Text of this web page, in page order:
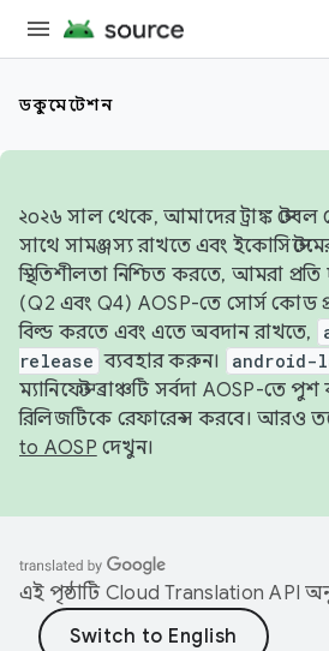
ডকুমেন্টেশন
২০২৬ সাল থেকে, আমাদের ট্রাঙ্ক
সাথে সামঞ্জস্য রাখতে এবং
স্থিতিশীলতা নিশ্চিত করতে, আমরা প্রতি
(Q2 এবং Q4) AOSP-তে সোর্স কোড
বিল্ড করতে এবং এতে অবদান রাখতে,
release ব্যবহার করুন। android-
ম্যানিফেস্ট ব্রাঞ্চটি সর্বদা AOSP-তে
রিলিজটিকে রেফারেন্স করবে। আরও
to AOSP দেখুন।
এই পৃষ্ঠাটি Cloud Translation API